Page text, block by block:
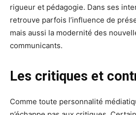
rigueur et pédagogie. Dans ses
retrouve parfois l’influence de
mais aussi la modernité des
communicants.
Les critiques et
Comme toute personnalité